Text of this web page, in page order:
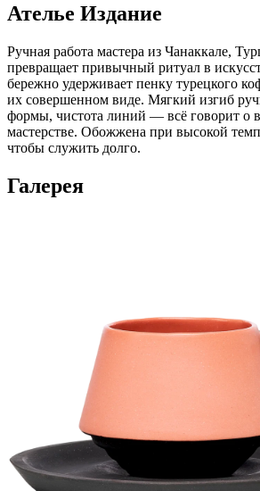
Ателье Издание
Ручная работа мастера из Чанаккале,
превращает привычный ритуал в
бережно удерживает пенку турецкого
их совершенном виде. Мягкий изгиб
формы, чистота линий — всё говорит о
мастерстве. Обожжена при высокой
чтобы служить долго.
Галерея